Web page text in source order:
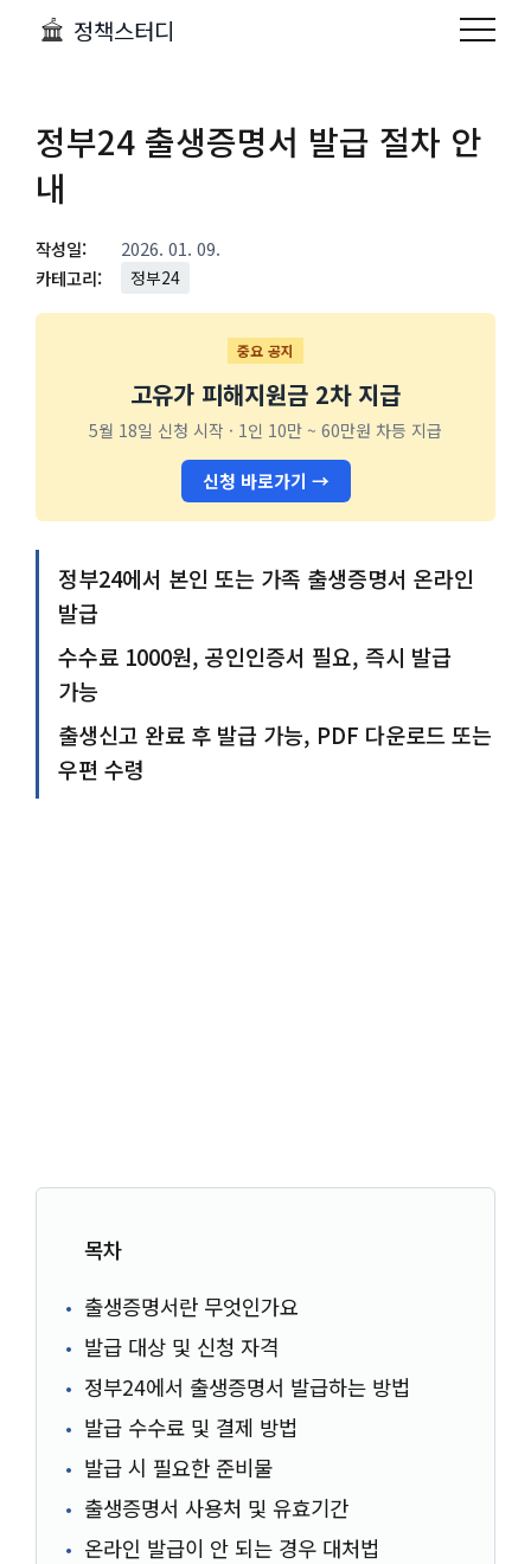
정책스터디
정부24 출생증명서 발급 절차 안
내
작성일:
2026. 01. 09.
카테고리:
정부24
중요 공지
고유가 피해지원금 2차 지급
5월 18일 신청 시작 · 1인 10만 ~ 60만원 차등 지급
신청 바로가기 →
정부24에서 본인 또는 가족 출생증명서 온라인
발급
수수료 1000원, 공인인증서 필요, 즉시 발급
가능
출생신고 완료 후 발급 가능, PDF 다운로드 또는
우편 수령
목차
출생증명서란 무엇인가요
발급 대상 및 신청 자격
정부24에서 출생증명서 발급하는 방법
발급 수수료 및 결제 방법
발급 시 필요한 준비물
출생증명서 사용처 및 유효기간
온라인 발급이 안 되는 경우 대처법